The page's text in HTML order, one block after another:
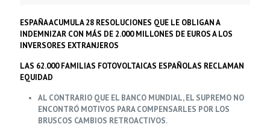
ESPAÑA ACUMULA 28 RESOLUCIONES QUE LE OBLIGAN A
INDEMNIZAR CON MÁS DE 2.000 MILLONES DE EUROS A LOS
INVERSORES EXTRANJEROS
LAS 62.000 FAMILIAS FOTOVOLTAICAS ESPAÑOLAS RECLAMAN
EQUIDAD
AL CONTRARIO QUE EL BANCO MUNDIAL, EL SUPREMO NO
ENCONTRÓ MOTIVOS PARA COMPENSARLES POR LOS
BRUSCOS CAMBIOS RETROACTIVOS.